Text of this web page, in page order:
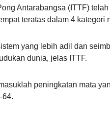
Antarabangsa (ITTF)
teratas dalam 4 kategori
yang lebih adil dan
dunia, jelas ITTF.
peningkatan mata
64.